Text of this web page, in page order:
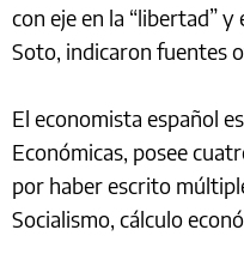
con eje en la “libertad”
Soto, indicaron fuentes
El economista español
Económicas, posee
por haber escrito
Socialismo, cálculo